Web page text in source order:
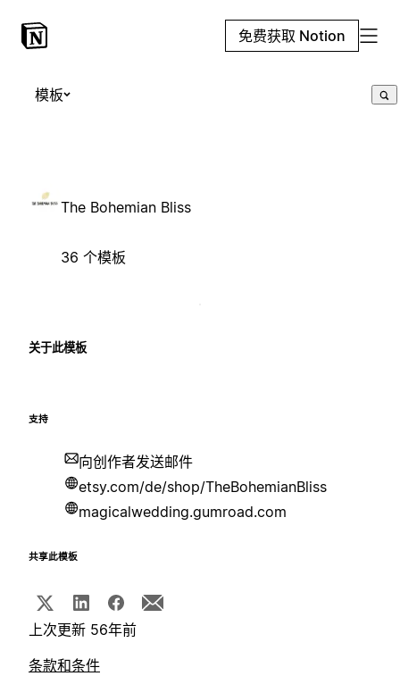
免费获取 Notion
模板
The Bohemian Bliss
36 个模板
关于此模板
支持
向创作者发送邮件
etsy.com/de/shop/TheBohemianBliss
magicalwedding.gumroad.com
共享此模板
上次更新 56年前
条款和条件